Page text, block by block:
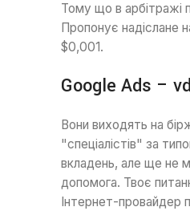
Тому що в арбітражі
Пропонує надіслане
$0,001.
Google Ads –
Вони виходять на
"спеціалістів" за
вкладень, але ще не
допомога. Твоє
Інтернет-провайдер